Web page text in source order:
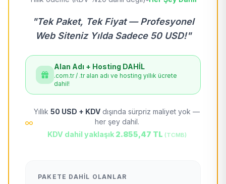
"Tek Paket, Tek Fiyat — Profesyonel
Web Siteniz Yılda Sadece 50 USD!"
Alan Adı + Hosting DAHİL
.com.tr / .tr alan adı ve hosting yıllık ücrete
dahil!
Yıllık 50 USD + KDV dışında sürpriz maliyet yok —
her şey dahil.
KDV dahil yaklaşık 2.855,47 TL (TCMB)
PAKETE DAHIL OLANLAR